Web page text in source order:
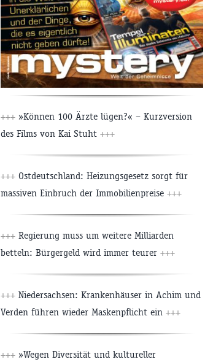
+++ »Können 100 Ärzte lügen?« – Kurzversion
des Films von Kai Stuht +++
+++ Ostdeutschland: Heizungsgesetz sorgt für
massiven Einbruch der Immobilienpreise +++
+++ Regierung muss um weitere Milliarden
betteln: Bürgergeld wird immer teurer +++
+++ Niedersachsen: Krankenhäuser in Achim und
Verden führen wieder Maskenpflicht ein +++
+++ »Wegen Diversität und kultureller